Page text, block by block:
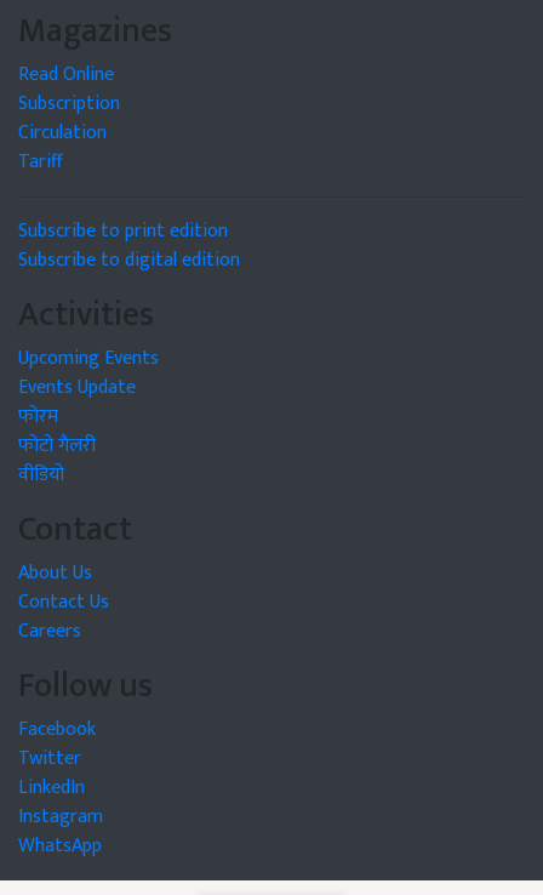
Magazines
Read Online
Subscription
Circulation
Tariff
Subscribe to print edition
Subscribe to digital edition
Activities
Upcoming Events
Events Update
फोरम
फोटो गैलरी
वीडियो
Contact
About Us
Contact Us
Careers
Follow us
Facebook
Twitter
LinkedIn
Instagram
WhatsApp